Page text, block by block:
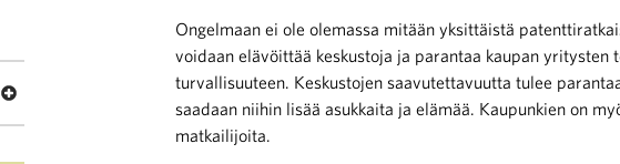
Ongelmaan ei ole olemassa mitään yksittäistä
voidaan elävöittää keskustoja ja parantaa kaupan
turvallisuuteen. Keskustojen saavutettavuutta tulee
saadaan niihin lisää asukkaita ja elämää. Kaupunkien on
matkailijoita.
Avaa valikko Seuraa toimintaamme